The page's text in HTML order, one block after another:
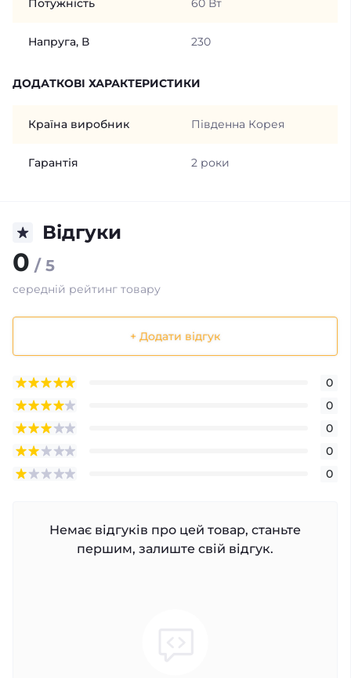
Потужність 60 Вт
Напруга, В 230
ДОДАТКОВІ ХАРАКТЕРИСТИКИ
Країна виробник Південна Корея
Гарантія 2 роки
Відгуки
0 / 5
середній рейтинг товару
+ Додати відгук
0
0
0
0
0
Немає відгуків про цей товар, станьте
першим, залиште свій відгук.